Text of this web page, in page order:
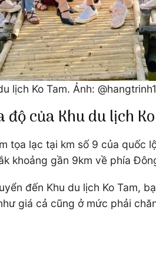
lịch Ko Tam. Ảnh:
độ của Khu du lịch
tọa lạc tại km số 9 của quốc
khoảng gần 9km về phía
đến Khu du lịch Ko Tam,
giá cả cũng ở mức phải